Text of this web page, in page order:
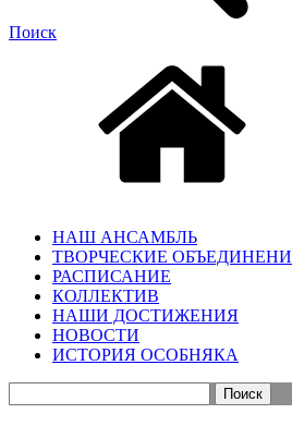
Поиск
НАШ АНСАМБЛЬ
ТВОРЧЕСКИЕ
РАСПИСАНИЕ
КОЛЛЕКТИВ
НАШИ ДОСТИЖЕНИЯ
НОВОСТИ
ИСТОРИЯ ОСОБНЯКА